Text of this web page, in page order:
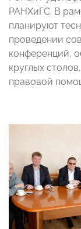
РАНХиГС. В
планируют
проведении
конференций,
круглых
правовой